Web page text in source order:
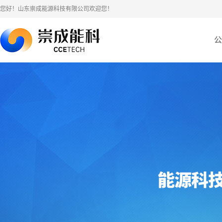
您好！山东崇成能源科技有限公司欢迎您！